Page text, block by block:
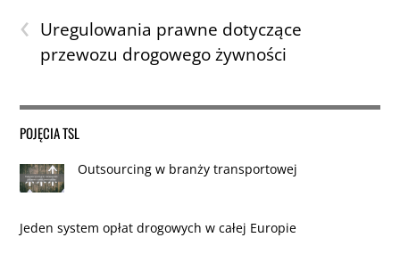
‹ Uregulowania prawne dotyczące
przewozu drogowego żywności
POJĘCIA TSL
Outsourcing w branży transportowej
Jeden system opłat drogowych w całej Europie